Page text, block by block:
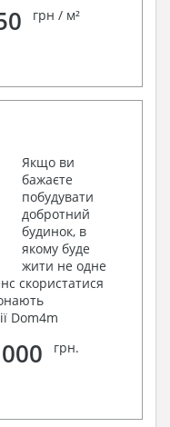
грн / м²
Якщо ви
бажаєте
побудувати
добротний
будинок, в
якому буде
жити не одне
скористатися
Dom4m
грн.